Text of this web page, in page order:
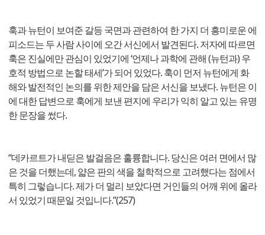
훅과 뉴턴이 보여준 갈등 국면과 관련하여 한 가지 더 흥미로운 에
피소드는 두 사람 사이에 오간 서신에서 발견된다. 저자에 따르면
훅은 진실에만 관심이 있었기에 ‘언제나 과학에 관해 (뉴턴과) 우
호적 방법으로 논할 태세’가 되어 있었다. 훅이 먼저 뉴턴에게 화
해와 발전적인 논의를 위한 제안을 담은 서신을 보냈다. 뉴턴은 이
에 대한 답변으로 훅에게 보낸 편지에 우리가 익히 알고 있는 유명
한 문장을 썼다.
“데카르트가 내딛은 발걸음은 훌륭합니다. 당신은 여러 면에서 많
은 것을 더했는데, 얇은 판의 색을 철학적으로 고려했다는 점에서
특히 그렇습니다. 제가 더 멀리 보았다면 거인들의 어깨 위에 올라
서 있었기 때문일 것입니다.”(257)